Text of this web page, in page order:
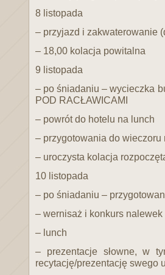
8 listopada
– przyjazd i zakwaterowanie
– 18,00 kolacja powitalna
9 listopada
– po śniadaniu – wycieczka
POD RACŁAWICAMI
– powrót do hotelu na lunch
– przygotowania do wieczoru
– uroczysta kolacja
10 listopada
– po śniadaniu –
– wernisaż i konkurs nalewek
– lunch
– prezentacje słowne, w
recytację/prezentację swego